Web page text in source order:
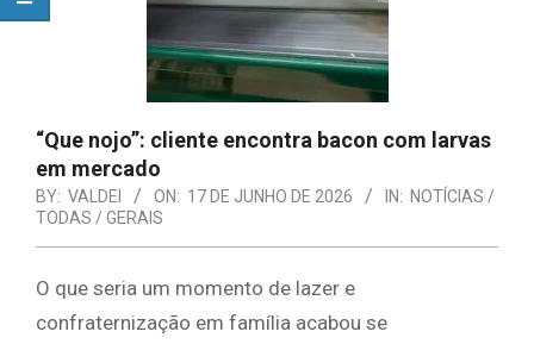
“Que nojo”: cliente encontra bacon com larvas
em mercado
BY: VALDEI ON: 17 DE JUNHO DE 2026 IN: NOTÍCIAS /
TODAS / GERAIS
O que seria um momento de lazer e
confraternização em família acabou se